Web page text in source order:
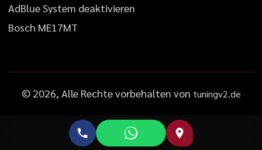
AdBlueSystem deaktivieren
Bosch ME17MT
© 2026, Alle Rechte vorbehalten von tuningv2.de